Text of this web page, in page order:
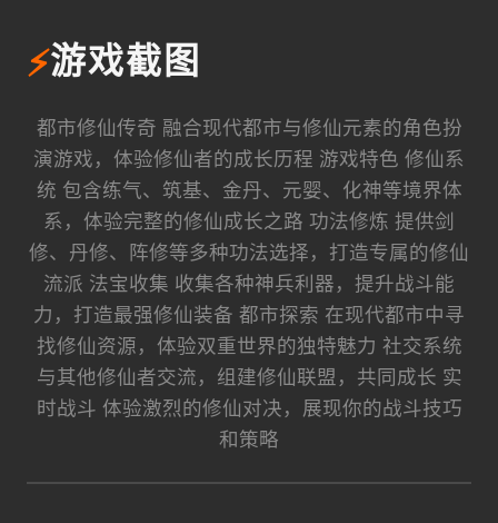
⚡游戏截图
都市修仙传奇 融合现代都市与修仙元素的角色扮
演游戏，体验修仙者的成长历程 游戏特色 修仙系
统 包含练气、筑基、金丹、元婴、化神等境界体
系，体验完整的修仙成长之路 功法修炼 提供剑
修、丹修、阵修等多种功法选择，打造专属的修仙
流派 法宝收集 收集各种神兵利器，提升战斗能
力，打造最强修仙装备 都市探索 在现代都市中寻
找修仙资源，体验双重世界的独特魅力 社交系统
与其他修仙者交流，组建修仙联盟，共同成长 实
时战斗 体验激烈的修仙对决，展现你的战斗技巧
和策略